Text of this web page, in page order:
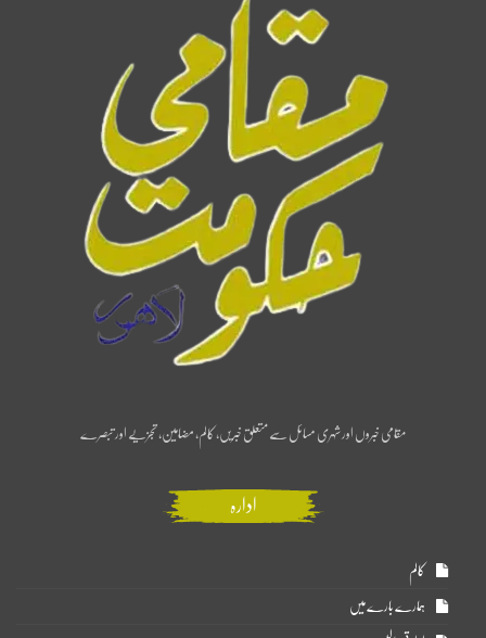
مقامی خبروں اور شہری مسائل سے متعلق خبریں، کالم، مضامین، تجزیے اور تبصرے
ادارہ
کالم
ہمارے بارے میں